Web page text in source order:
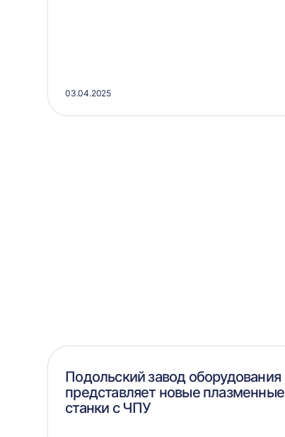
03.04.2025
Подольский завод оборудования
представляет новые плазменные
станки с ЧПУ